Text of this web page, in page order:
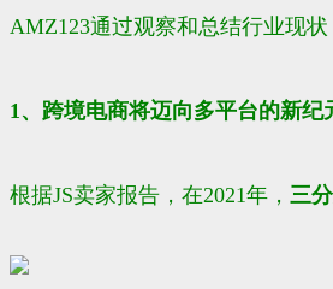
AMZ123通过观察和总结行业现
1、跨境电商将迈向多平台的新纪
根据JS卖家报告，在2021年， 三